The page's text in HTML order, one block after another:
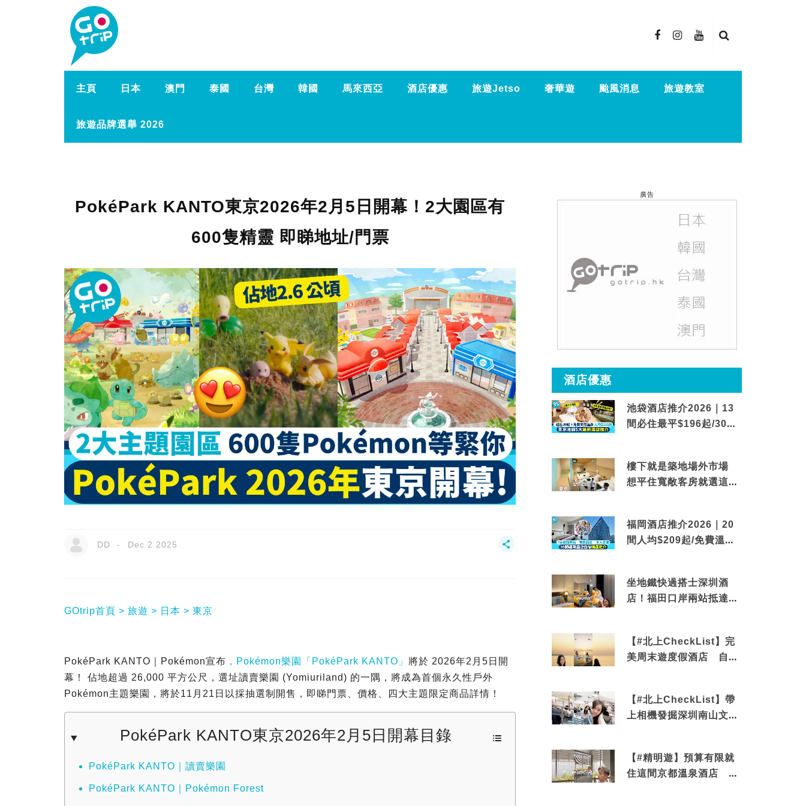
主頁 日本 澳門 泰國 台灣 韓國 馬來西亞 酒店優惠 旅遊Jetso 奢華遊 颱風消息 旅遊教室
旅遊品牌選舉 2026
PokéPark KANTO東京2026年2月5日開幕！2大園區有
600隻精靈 即睇地址/門票
DD Dec 2 2025
GOtrip首頁 旅遊 日本 東京
PokéPark KANTO｜Pokémon宣布 ，Pokémon樂園「PokéPark KANTO」 將於 2026年2月5日開
幕！ 佔地超過 26,000 平方公尺，選址讀賣樂園 (Yomiuriland) 的一隅，將成為首個永久性戶外
Pokémon主題樂園，將於11月21日以採抽選制開售，即睇門票、價格、四大主題限定商品詳情！
PokéPark KANTO東京2026年2月5日開幕目錄
PokéPark KANTO｜讀賣樂園
PokéPark KANTO｜Pokémon Forest
廣告
酒店優惠
池袋酒店推介2026｜13
間必住最平$196起/30秒
樓下就是築地場外市場
想平住寬敞客房就選這間
福岡酒店推介2026｜20
間人均$209起/免費溫泉/
坐地鐵快過搭士深圳酒
店！福田口岸兩站抵達
【#北上CheckList】完
美周末遊度假酒店 自帶
【#北上CheckList】帶
上相機發掘深圳南山文藝
【#精明遊】預算有限就
住這間京都溫泉酒店 車